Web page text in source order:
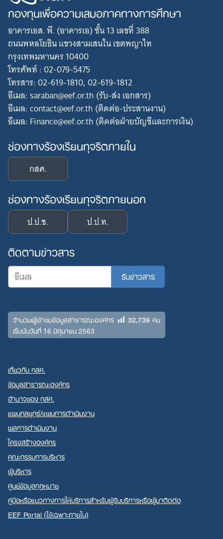
กองทุนเพื่อความเสมอภาคทางการศึกษา
อาคารเอส. พี. (อาคารเอ) ชั้น 13 เลขที่ 388
ถนนพหลโยธิน แขวงสามเสนใน เขตพญาไท
กรุงเทพมหานคร 10400
โทรศัพท์ : 02-079-5475
โทรสาร: 02-619-1810, 02-619-1812
อีเมล: saraban@eef.or.th (รับ-ส่ง เอกสาร)
อีเมล: contact@eef.or.th (ติดต่อ-ประสานงาน)
อีเมล: Finance@eef.or.th (ติดต่อฝ่ายบัญชีและการเงิน)
ช่องทางร้องเรียนทุจริตภายใน
กสศ.
ช่องทางร้องเรียนทุจริตภายนอก
ป.ป.ช. ป.ป.ท.
ติดตามข่าวสาร
จำนวนผู้เข้าชมข้อมูลสาธารณะองค์กร 32,739คน
เริ่มนับวันที่ 16 มิถุนายน 2563
เกี่ยวกับ กสศ.
ข้อมูลสาธารณะองค์กร
อำนาจของ กสศ.
แผนกลยุทธ์/แผนการดำเนินงาน
ผลการดำเนินงาน
โครงสร้างองค์กร
คณะกรรมการบริหาร
ผู้บริหาร
ศูนย์ข้อมูลกฎหมาย
คู่มือหรือแนวทางการให้บริการสำหรับผู้รับบริการหรือผู้มาติดต่อ
EEF Portal (ใช้เฉพาะภายใน)